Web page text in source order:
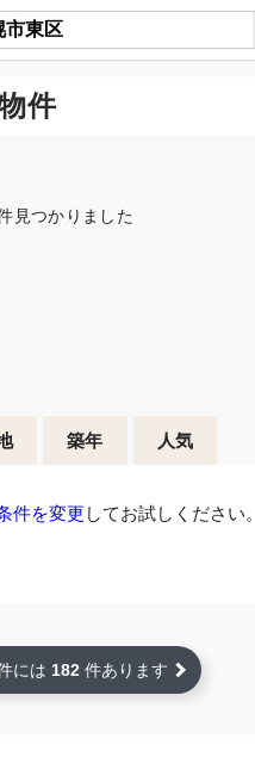
件
見つかりました
築年 人気
件を変更 してお試しください。
には 182 件あります